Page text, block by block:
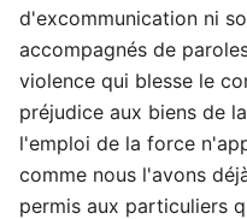
d'excommunication ni
accompagnés de
violence qui blesse le
préjudice aux biens de
l'emploi de la force
comme nous l'avons
permis aux particuliers